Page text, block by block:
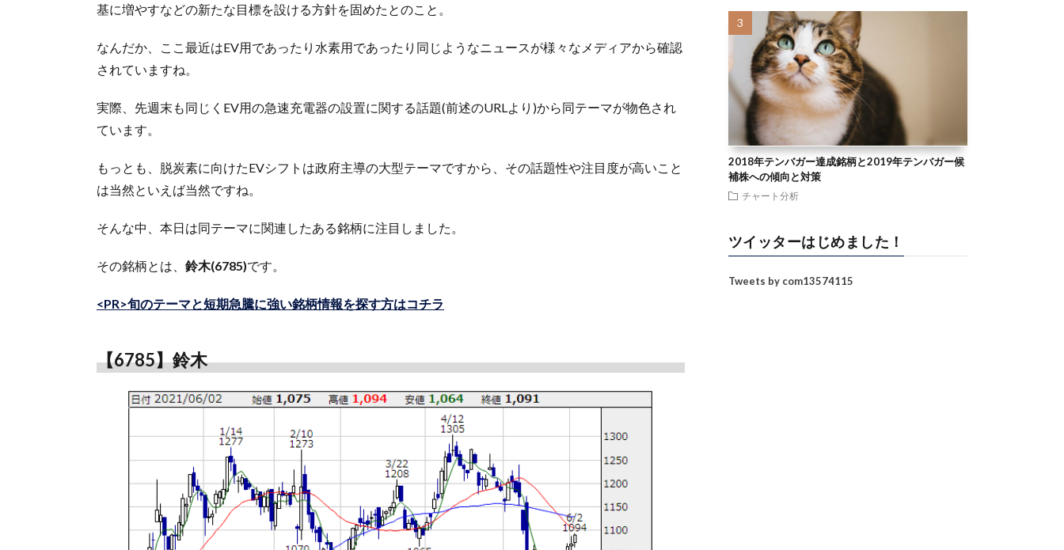
基に増やすなどの新たな目標を設ける方針を固めたとのこと。
なんだか、ここ最近はEV用であったり水素用であったり同じようなニュースが様々なメディアから確認
されていますね。
実際、先週末も同じくEV用の急速充電器の設置に関する話題(前述のURLより)から同テーマが物色され
ています。
もっとも、脱炭素に向けたEVシフトは政府主導の大型テーマですから、その話題性や注目度が高いこと
は当然といえば当然ですね。
そんな中、本日は同テーマに関連したある銘柄に注目しました。
その銘柄とは、 鈴木(6785)です。
<PR>旬のテーマと短期急騰に強い銘柄情報を探す方はコチラ
【6785】鈴木
2018年テンバガー達成銘柄と2019年テンバガー候
補株への傾向と対策
チャート分析
ツイッターはじめました！
Tweets by com13574115